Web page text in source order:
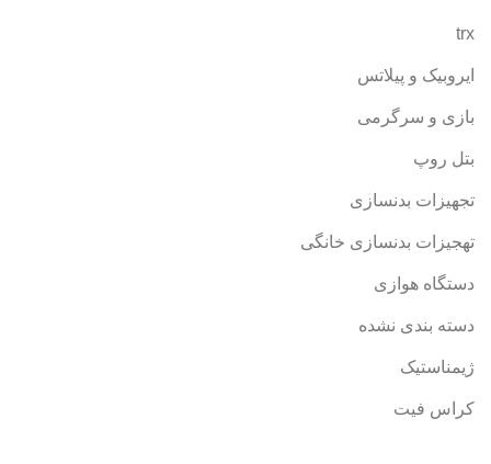
trx
ایروبیک و پیلاتس
بازی و سرگرمی
بتل روپ
تجهیزات بدنسازی
تهجیزات بدنسازی خانگی
دستگاه هوازی
دسته بندی نشده
ژیمناستیک
کراس فیت